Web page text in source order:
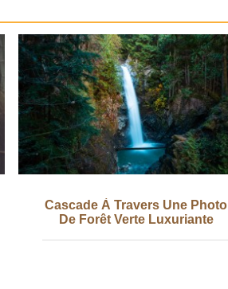
Cascade À Travers Une Photo
De Forêt Verte Luxuriante